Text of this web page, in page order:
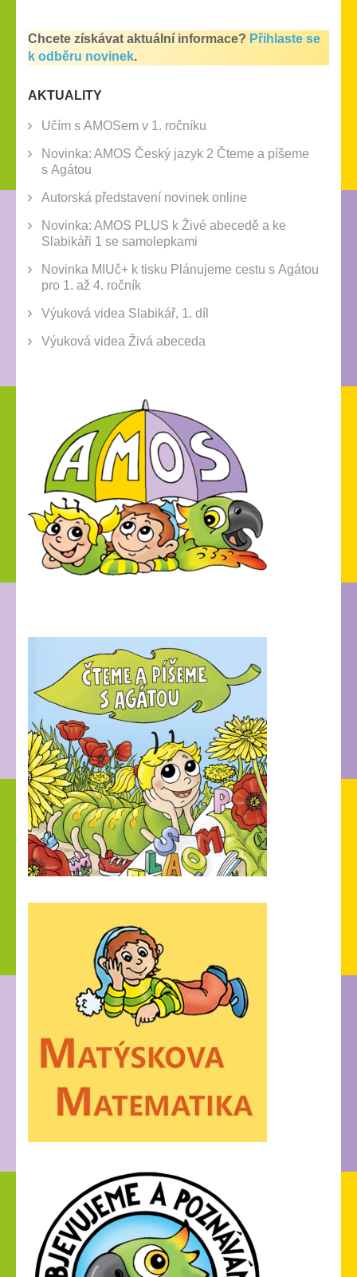
Chcete získávat aktuální informace? Přihlaste se
k odběru novinek.
AKTUALITY
Učím s AMOSem v 1. ročníku
Novinka: AMOS Český jazyk 2 Čteme a píšeme
s Agátou
Autorská představení novinek online
Novinka: AMOS PLUS k Živé abecedě a ke
Slabikáři 1 se samolepkami
Novinka MIUč+ k tisku Plánujeme cestu s Agátou
pro 1. až 4. ročník
Výuková videa Slabikář, 1. díl
Výuková videa Živá abeceda